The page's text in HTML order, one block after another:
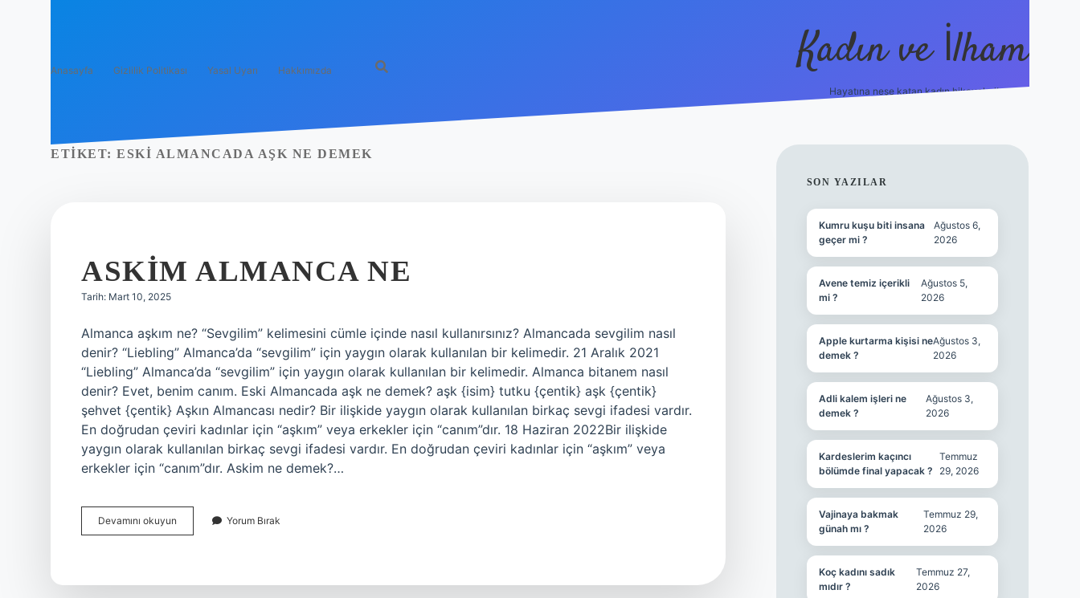
Anasayfa Gizlilik Politikası Yasal Uyarı Hakkımızda Kadın ve İlham
Hayatına neşe katan kadın hikayeleri!
ETIKET: ESKI ALMANCADA AŞK NE DEMEK
ASKIM ALMANCA NE
Tarih: Mart 10, 2025
Almanca aşkım ne? “Sevgilim” kelimesini cümle içinde nasıl kullanırsınız? Almancada sevgilim nasıl
denir? “Liebling” Almanca’da “sevgilim” için yaygın olarak kullanılan bir kelimedir. 21 Aralık 2021
“Liebling” Almanca’da “sevgilim” için yaygın olarak kullanılan bir kelimedir. Almanca bitanem nasıl
denir? Evet, benim canım. Eski Almancada aşk ne demek? aşk {isim} tutku {çentik} aşk {çentik}
şehvet {çentik} Aşkın Almancası nedir? Bir ilişkide yaygın olarak kullanılan birkaç sevgi ifadesi vardır.
En doğrudan çeviri kadınlar için “aşkım” veya erkekler için “canım”dır. 18 Haziran 2022Bir ilişkide
yaygın olarak kullanılan birkaç sevgi ifadesi vardır. En doğrudan çeviri kadınlar için “aşkım” veya
erkekler için “canım”dır. Askim ne demek?…
Devamını okuyun
Almanca
Yorum Bırak
SIDEBAR
SON YAZILAR
Kumru kuşu biti insana
geçer mi ?
Ağustos 6,
2026
Avene temiz içerikli
mi ?
Ağustos 5,
2026
Apple kurtarma kişisi ne
demek ?
Ağustos 3,
2026
Adli kalem işleri ne
demek ?
Ağustos 3,
2026
Kardeslerim kaçıncı
bölümde final yapacak ?
Temmuz
29, 2026
Vajinaya bakmak
günah mı ?
Temmuz 29,
2026
Koç kadını sadık
mıdır ?
Temmuz 27,
2026
ilbet https://